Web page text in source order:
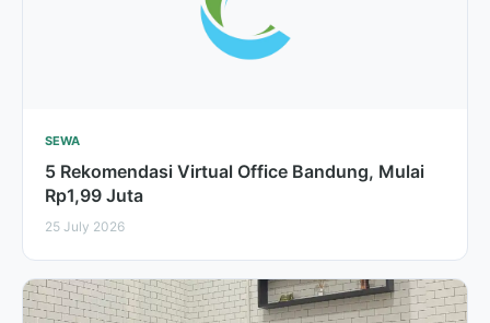
SEWA
5 Rekomendasi Virtual Office Bandung, Mulai
Rp1,99 Juta
25 July 2026